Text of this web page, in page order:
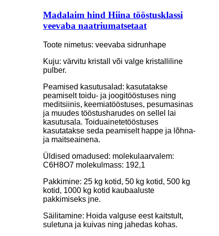
Madalaim hind Hiina tööstusklassi
veevaba naatriumatsetaat
Toote nimetus: veevaba sidrunhape
Kuju: värvitu kristall või valge kristalliline
pulber.
Peamised kasutusalad: kasutatakse
peamiselt toidu- ja joogitööstuses ning
meditsiinis, keemiatööstuses, pesumasinas
ja muudes tööstusharudes on sellel lai
kasutusala. Toiduainetetööstuses
kasutatakse seda peamiselt happe ja lõhna-
ja maitseainena.
Üldised omadused: molekulaarvalem:
C6H8O7 molekulmass: 192,1
Pakkimine: 25 kg kotid, 50 kg kotid, 500 kg
kotid, 1000 kg kotid kaubaaluste
pakkimiseks jne.
Säilitamine: Hoida valguse eest kaitstult,
suletuna ja kuivas ning jahedas kohas.